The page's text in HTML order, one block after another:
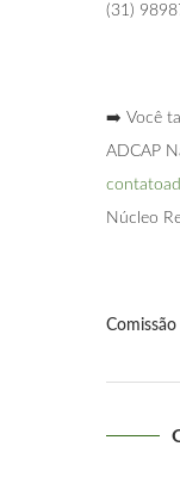
(31)
➡️ Você
ADCAP
Núcleo